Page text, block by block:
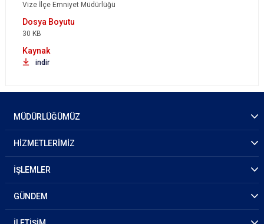
Vize İlçe Emniyet Müdürlüğü
30 KB
indir
MÜDÜRLÜĞÜMÜZ
HİZMETLERİMİZ
İŞLEMLER
GÜNDEM